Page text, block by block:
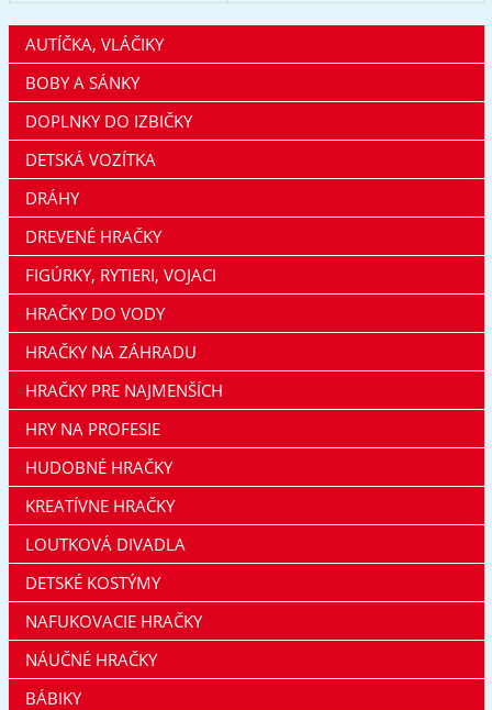
AUTÍČKA, VLÁČIKY
BOBY A SÁNKY
DOPLNKY DO IZBIČKY
DETSKÁ VOZÍTKA
DRÁHY
DREVENÉ HRAČKY
FIGÚRKY, RYTIERI, VOJACI
HRAČKY DO VODY
HRAČKY NA ZÁHRADU
HRAČKY PRE NAJMENŠÍCH
HRY NA PROFESIE
HUDOBNÉ HRAČKY
KREATÍVNE HRAČKY
LOUTKOVÁ DIVADLA
DETSKÉ KOSTÝMY
NAFUKOVACIE HRAČKY
NÁUČNÉ HRAČKY
BÁBIKY